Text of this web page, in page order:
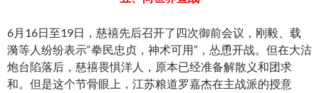
6月16日至19日，慈禧先后召开了四次御前会议，刚毅、载
漪等人纷纷表示“拳民忠贞，神术可用”，怂恿开战。但在大沽
炮台陷落后，慈禧畏惧洋人，原本已经准备解散义和团求
和。但是这个节骨眼上，江苏粮道罗嘉杰在主战派的授意